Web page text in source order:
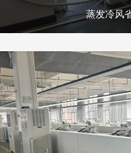
蒸发冷风